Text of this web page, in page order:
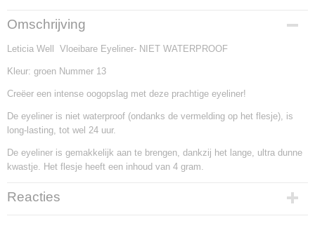
EAN code
84354332
Omschrijving
Leticia Well Vloeibare Eyeliner- NIET WATERPROOF
Kleur: groen Nummer 13
Creëer een intense oogopslag met deze prachtige eyeliner!
De eyeliner is niet waterproof (ondanks de vermelding op het flesje), is
long-lasting, tot wel 24 uur.
De eyeliner is gemakkelijk aan te brengen, dankzij het lange, ultra dunne
kwastje. Het flesje heeft een inhoud van 4 gram.
Reacties